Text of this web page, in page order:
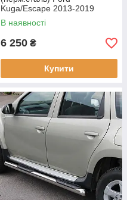
Kuga/Escape 2013-2019
В наявності
6 250 ₴
Купити